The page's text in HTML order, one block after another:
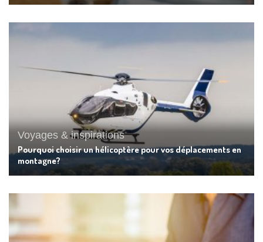
Voyages & inspirations
Pourquoi choisir un hélicoptère pour vos déplacements en
montagne?